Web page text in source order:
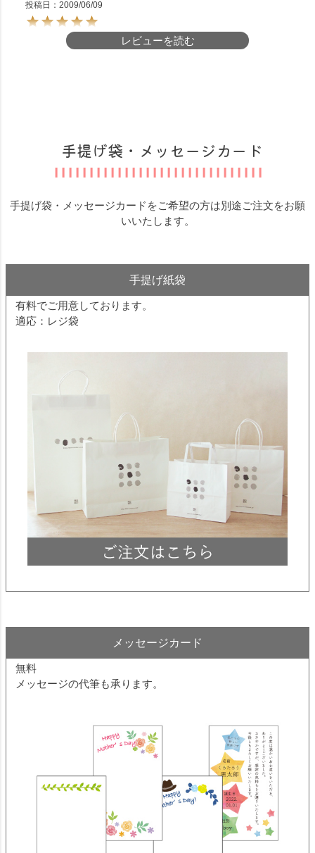
投稿日 2009/06/09
すべてのレビューを見る
レビューを読む
手提げ袋・メッセージカード
手提げ袋・メッセージカードをご希望の方は別途ご注文をお願
いいたします。
手提げ紙袋
有料でご用意しております。
適応：レジ袋
メッセージカード
無料
メッセージの代筆も承ります。